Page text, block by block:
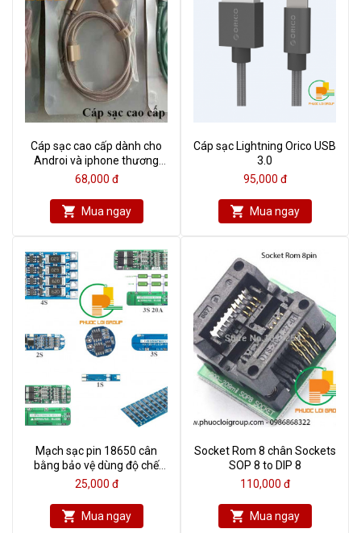
Cáp sạc cao cấp dành cho
Androi và iphone thương
hiệu Miniso Nhật Bản
68,000 đ
Mua ngay
Cáp sạc Lightning Orico USB
3.0
95,000 đ
Mua ngay
Mạch sạc pin 18650 cân
bằng bảo vệ dùng độ chế
cell pin laptop
25,000 đ
Mua ngay
Socket Rom 8 chân Sockets
SOP 8 to DIP 8
110,000 đ
Mua ngay